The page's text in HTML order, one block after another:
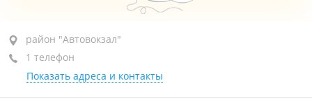
район "Автовокзал", ул. Воронежская, 1
+7 (4212) 59-59-91
Приёмные дни сегодня закрыто
район "Автовокзал"
1 телефон
Показать адреса и контакты